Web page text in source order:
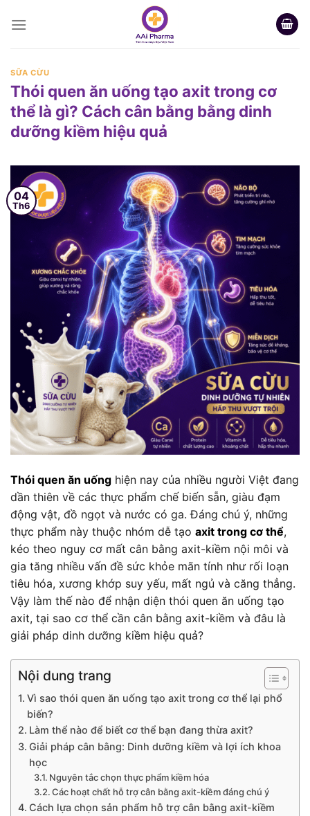
SỮA CỪU
Thói quen ăn uống tạo axit trong cơ
thể là gì? Cách cân bằng bằng dinh
dưỡng kiềm hiệu quả
04
Th6
Thói quen ăn uống hiện nay của nhiều người Việt đang
dần thiên về các thực phẩm chế biến sẵn, giàu đạm
động vật, đồ ngọt và nước có ga. Đáng chú ý, những
thực phẩm này thuộc nhóm dễ tạo axit trong cơ thể,
kéo theo nguy cơ mất cân bằng axit-kiềm nội môi và
gia tăng nhiều vấn đề sức khỏe mãn tính như rối loạn
tiêu hóa, xương khớp suy yếu, mất ngủ và căng thẳng.
Vậy làm thế nào để nhận diện thói quen ăn uống tạo
axit, tại sao cơ thể cần cân bằng axit-kiềm và đâu là
giải pháp dinh dưỡng kiềm hiệu quả?
Nội dung trang
Vì sao thói quen ăn uống tạo axit trong cơ thể lại phổ
biến?
Làm thể nào để biết cơ thể bạn đang thừa axit?
Giải pháp cân bằng: Dinh dưỡng kiềm và lợi ích khoa
học
Nguyên tắc chọn thực phẩm kiềm hóa
Các hoạt chất hỗ trợ cân bằng axit-kiềm đáng chú ý
Cách lựa chọn sản phẩm hỗ trợ cân bằng axit-kiềm